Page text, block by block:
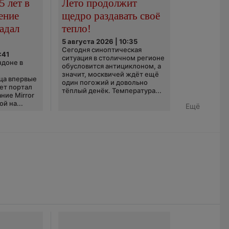
лет в
в
впервые
портал
Mirror
на...
Лето продолжит
щедро раздавать своё
тепло!
5 августа 2026 | 10:35
Сегодня синоптическая
ситуация в столичном регионе
обусловится антициклоном, а
значит, москвичей ждёт ещё
один погожий и довольно
тёплый денёк. Температура...
Ещё